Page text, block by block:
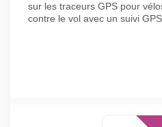
sur les traceurs GPS pour
contre le vol avec un suivi